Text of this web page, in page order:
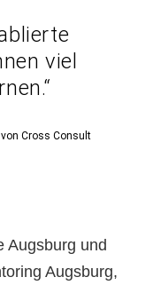
viel
Cross Consult
Augsburg und
Augsburg,